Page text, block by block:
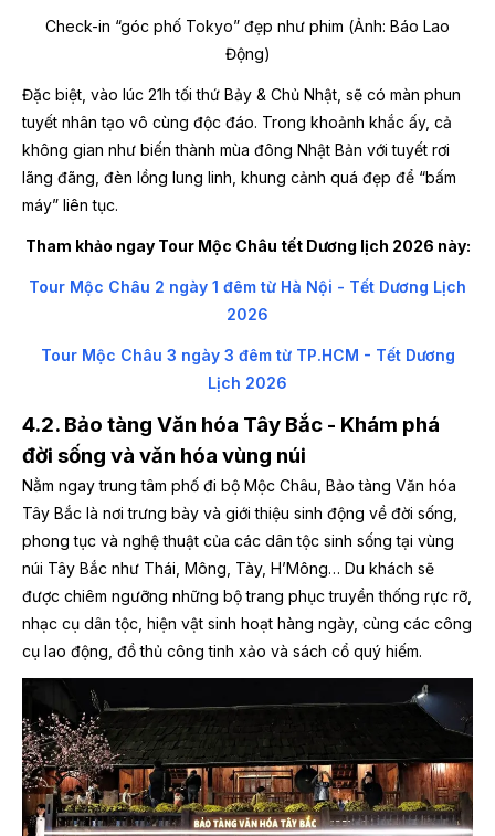
Check-in “góc phố Tokyo” đẹp như phim (Ảnh: Báo Lao
Động)
Đặc biệt, vào lúc 21h tối thứ Bảy & Chủ Nhật, sẽ có màn phun
tuyết nhân tạo vô cùng độc đáo. Trong khoảnh khắc ấy, cả
không gian như biến thành mùa đông Nhật Bản với tuyết rơi
lãng đãng, đèn lồng lung linh, khung cảnh quá đẹp để “bấm
máy” liên tục.
Tham khảo ngay Tour Mộc Châu tết Dương lịch 2026 này:
Tour Mộc Châu 2 ngày 1 đêm từ Hà Nội - Tết Dương Lịch
2026
Tour Mộc Châu 3 ngày 3 đêm từ TP.HCM - Tết Dương
Lịch 2026
4.2. Bảo tàng Văn hóa Tây Bắc - Khám phá
đời sống và văn hóa vùng núi
Nằm ngay trung tâm phố đi bộ Mộc Châu, Bảo tàng Văn hóa
Tây Bắc là nơi trưng bày và giới thiệu sinh động về đời sống,
phong tục và nghệ thuật của các dân tộc sinh sống tại vùng
núi Tây Bắc như Thái, Mông, Tày, H’Mông… Du khách sẽ
được chiêm ngưỡng những bộ trang phục truyền thống rực rỡ,
nhạc cụ dân tộc, hiện vật sinh hoạt hàng ngày, cùng các công
cụ lao động, đồ thủ công tinh xảo và sách cổ quý hiếm.